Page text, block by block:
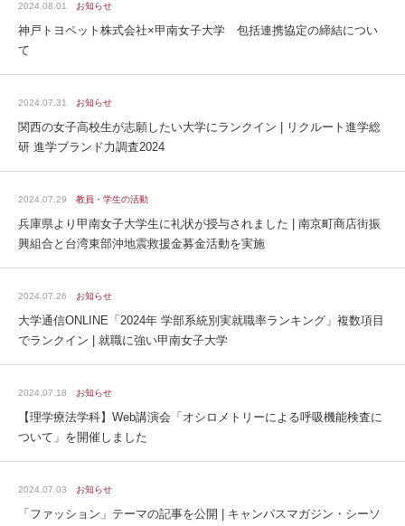
2024.08.01 お知らせ
神戸トヨペット株式会社×甲南女子大学 包括連携協定の締結につい
て
2024.07.31 お知らせ
関西の女子高校生が志願したい大学にランクイン | リクルート進学総
研 進学ブランド力調査2024
2024.07.29 教員・学生の活動
兵庫県より甲南女子大学生に礼状が授与されました | 南京町商店街振
興組合と台湾東部沖地震救援金募金活動を実施
2024.07.26 お知らせ
大学通信ONLINE「2024年 学部系統別実就職率ランキング」複数項目
でランクイン | 就職に強い甲南女子大学
2024.07.18 お知らせ
【理学療法学科】Web講演会「オシロメトリーによる呼吸機能検査に
ついて」を開催しました
2024.07.03 お知らせ
「ファッション」テーマの記事を公開 | キャンパスマガジン・シーソ